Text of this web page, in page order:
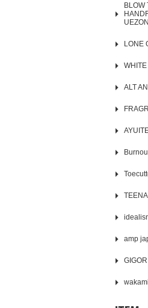
BLOW
LONE
ALT
amp
GIGOR
wakami